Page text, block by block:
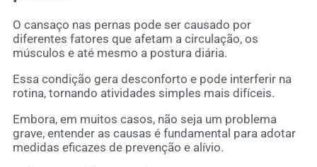
O cansaço nas pernas pode ser causado por
diferentes fatores que afetam a circulação, os
músculos e até mesmo a postura diária.
Essa condição gera desconforto e pode interferir na
rotina, tornando atividades simples mais difíceis.
Embora, em muitos casos, não seja um problema
grave, entender as causas é fundamental para adotar
medidas eficazes de prevenção e alívio.